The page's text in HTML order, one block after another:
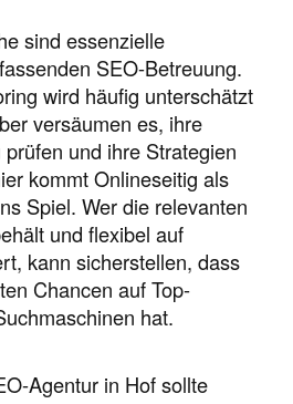
sind essenzielle
SEO-Betreuung.
wird häufig unterschätzt
versäumen es, ihre
und ihre Strategien
kommt Onlineseitig als
Spiel. Wer die relevanten
und flexibel auf
kann sicherstellen, dass
Chancen auf Top-
hat.
Agentur in Hof sollte